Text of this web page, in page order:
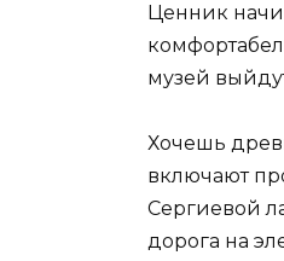
Ценник
музей
Хочешь
включают
Сергиевой
дорога на